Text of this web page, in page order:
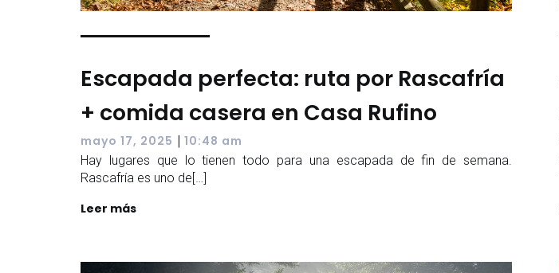
Escapada perfecta: ruta por Rascafría
+ comida casera en Casa Rufino
mayo 17, 2025 | 10:48 am
Hay lugares que lo tienen todo para una escapada de fin de semana.
Rascafría es uno de[…]
Leer más